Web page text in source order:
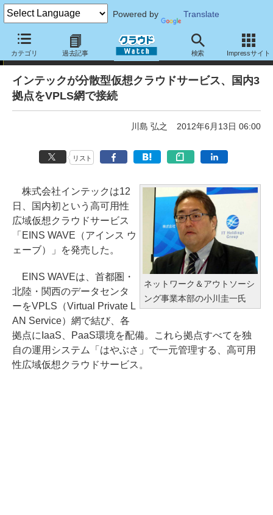
Powered by Translate
カテゴリ 過去記事 検索 Impressサイト
ニュース
インテックが分散型仮想クラウドサービス、国内3
拠点をVPLS網で接続
川島 弘之 2012年6月13日 06:00
リスト
ネットワーク＆アウトソーシ
ング事業本部の小川圭一氏
株式会社インテックは12
日、国内初という高可用性
広域仮想クラウドサービス
「EINS WAVE（アインス ウ
ェーブ）」を発売した。
EINS WAVEは、首都圏・
北陸・関西のデータセンタ
ーをVPLS（Virtual Private L
AN Service）網で結び、各
拠点にIaaS、PaaS環境を配備。これら拠点すべてを独
自の運用システム「はやぶさ」で一元管理する、高可用
性広域仮想クラウドサービス。